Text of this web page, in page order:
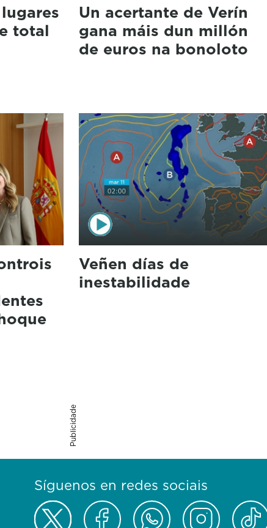
total
Un acertante de Verín
gana máis dun millón
de euros na bonoloto
Veñen días de
inestabilidade
Publicidade
Síguenos en redes sociais